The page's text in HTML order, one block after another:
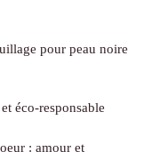
pour peau noire
éco-responsable
: amour et